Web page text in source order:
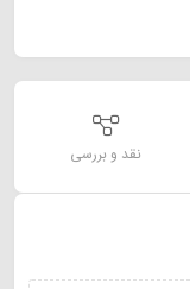
نقد و بررسی